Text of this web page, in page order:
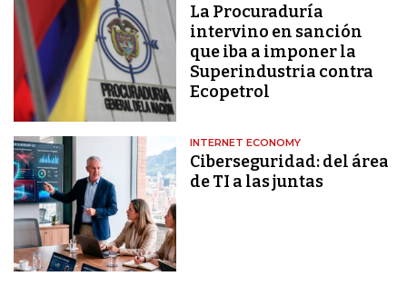
La Procuraduría
intervino en sanción
que iba a imponer la
Superindustria contra
Ecopetrol
INTERNET ECONOMY
Ciberseguridad: del área
de TI a las juntas